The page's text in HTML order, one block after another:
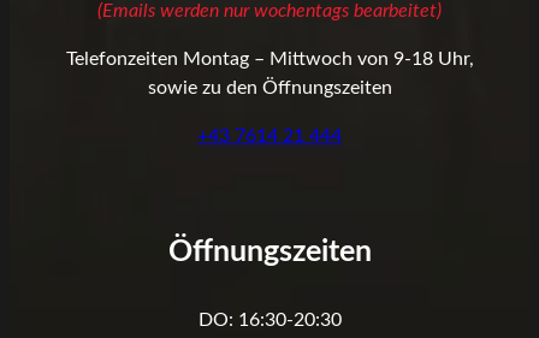
(Emails werden nur wochentags bearbeitet)
Telefonzeiten Montag – Mittwoch von 9-18 Uhr,
sowie zu den Öffnungszeiten
+43 7614 21 444
Öffnungszeiten
DO: 16:30-20:30